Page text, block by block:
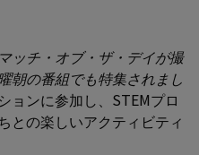
ッチ・オブ・ザ・デイが撮
朝の番組でも特集されまし
ョンに参加し、STEMプロ
との楽しいアクティビティ